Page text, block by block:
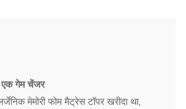
एक गेम चेंजर
मेमोरी फोम मैट्रेस टॉपर खरीदा था,